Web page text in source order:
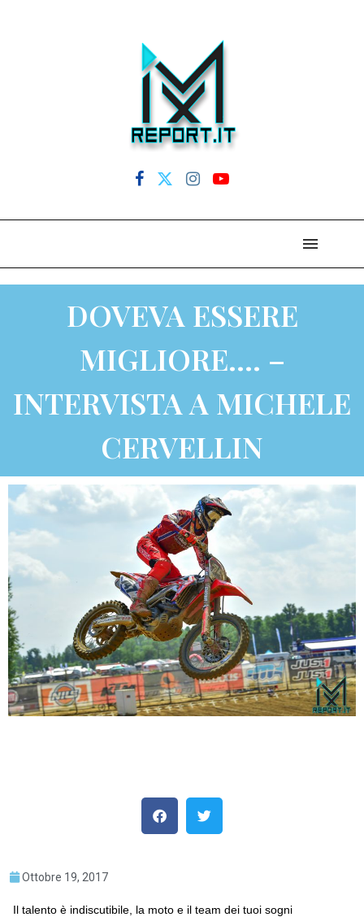
DOVEVA ESSERE
MIGLIORE…. –
INTERVISTA A MICHELE
CERVELLIN
Ottobre 19, 2017
Il talento è indiscutibile, la moto e il team dei tuoi sogni